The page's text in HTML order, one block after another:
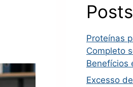
Proteínas
Completo
Benefícios
Excesso